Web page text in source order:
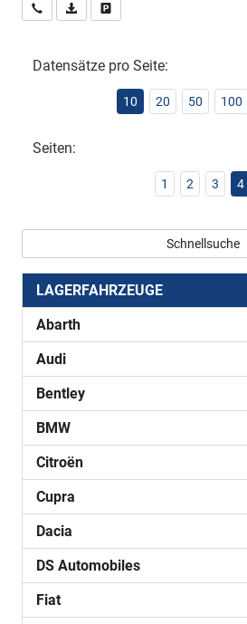
Wir rufen Sie anPDF-Datei, Fahrzeugexposé drucken
Datensätze pro Seite:
10 20 50 100
Seiten:
1 2 3 4
Schnellsuche
LAGERFAHRZEUGE
Abarth
Audi
Bentley
BMW
Citroën
Cupra
Dacia
DS Automobiles
Fiat